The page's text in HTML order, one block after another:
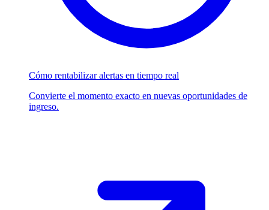
Cómo rentabilizar alertas en tiempo real
Convierte el momento exacto en nuevas oportunidades de
ingreso.